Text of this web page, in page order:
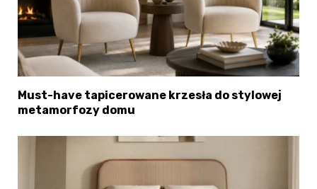
Must-have tapicerowane krzesła do stylowej
metamorfozy domu